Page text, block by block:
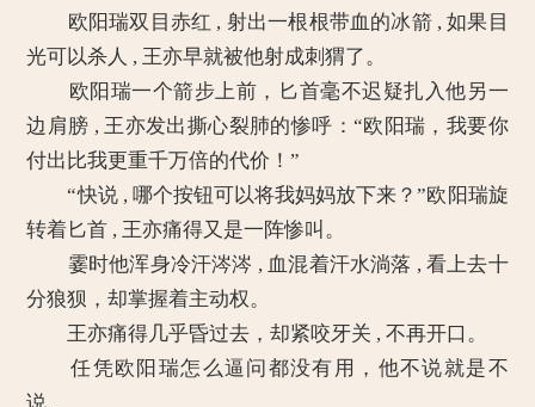
欧阳瑞双目赤红 , 射出一根根带血的冰箭 , 如果目
光可以杀人 , 王亦早就被他射成刺猬了。
欧阳瑞一个箭步上前，匕首毫不迟疑扎入他另一
边肩膀 , 王亦发出撕心裂肺的惨呼：“欧阳瑞，我要你
付出比我更重千万倍的代价！”
“快说 , 哪个按钮可以将我妈妈放下来？”欧阳瑞旋
转着匕首 , 王亦痛得又是一阵惨叫。
霎时他浑身冷汗涔涔 , 血混着汗水淌落 , 看上去十
分狼狈，却掌握着主动权。
王亦痛得几乎昏过去，却紧咬牙关 , 不再开口。
任凭欧阳瑞怎么逼问都没有用，他不说就是不